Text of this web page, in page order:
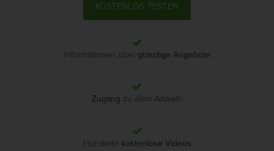
KOSTENLOS TESTEN
Informationen über günstige Angebote
Zugang zu allen Artikeln
Hunderte kostenlose Videos